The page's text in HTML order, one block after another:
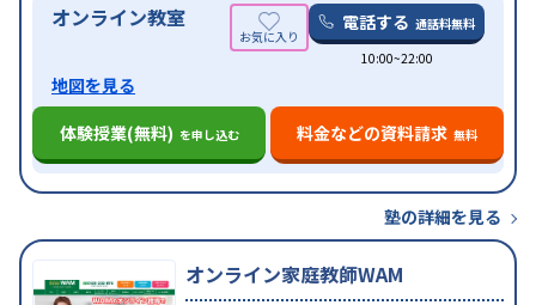
オンライン教室 電話する 通話料無料
10:00~22:00
地図を見る
体験授業(無料) を申し込む 料金などの資料請求 無料
塾の詳細を見る
オンライン家庭教師WAM